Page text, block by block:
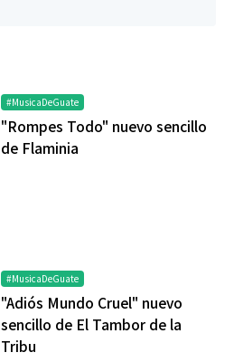
#MusicaDeGuate
"Rompes Todo" nuevo sencillo
de Flaminia
#MusicaDeGuate
"Adiós Mundo Cruel" nuevo
sencillo de El Tambor de la
Tribu